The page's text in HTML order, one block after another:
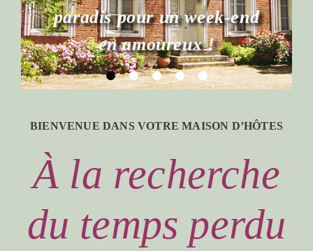
BIENVENUE DANS VOTRE MAISON D’HÔTES
À la recherche
du temps perdu